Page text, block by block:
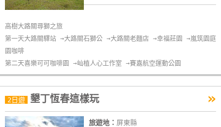
度
訂
單
管
理
員
高樹大路關尋獅之旅
第一天大路關驛站 →大路關石獅公 →大路關老麵店 →幸福莊園 →嵐筑園庭
園咖啡
第二天喜樂可可咖啡園 →屾植人心工作室 →賽嘉航空運動公園
2日遊 墾丁恆春這樣玩 »
旅遊地： 屏東縣